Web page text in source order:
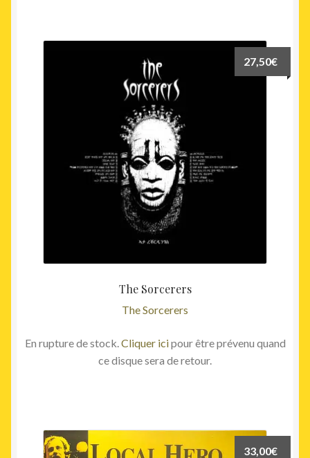
The Sorcerers
The Sorcerers
27,50€
En rupture de stock.Cliquer icipour être prévenu quand
ce disque sera de retour.
33,00€